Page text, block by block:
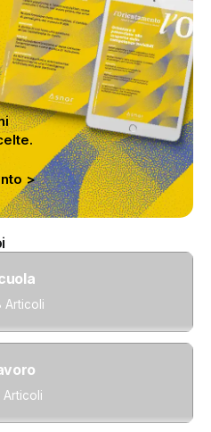
>
Articoli
Articoli